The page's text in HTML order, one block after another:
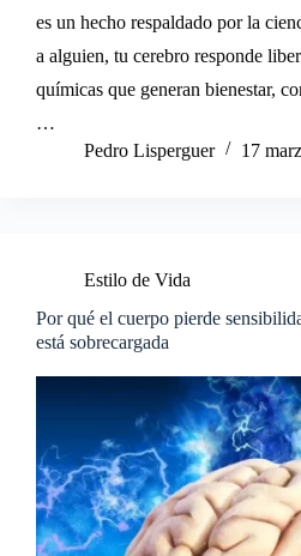
es un hecho respaldado por la
a alguien, tu cerebro responde
químicas que generan bienestar,
…
Pedro Lisperguer
17
Estilo de Vida
Por qué el cuerpo pierde
está sobrecargada